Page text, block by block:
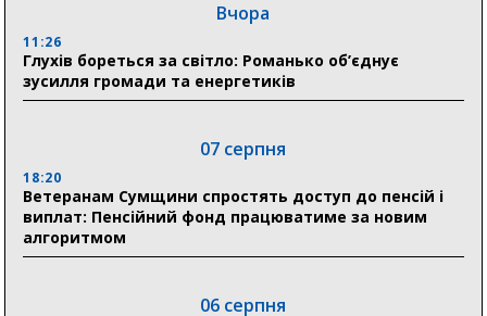
Вчора
11:26
Глухів бореться за світло: Романько об’єднує
зусилля громади та енергетиків
07 серпня
18:20
Ветеранам Сумщини спростять доступ до пенсій і
виплат: Пенсійний фонд працюватиме за новим
алгоритмом
06 серпня